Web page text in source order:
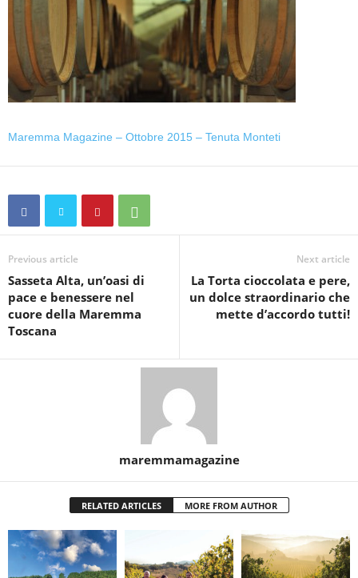
Maremma Magazine – Ottobre 2015 – Tenuta Monteti
Previous article
Sasseta Alta, un’oasi di
pace e benessere nel
cuore della Maremma
Toscana
Next article
La Torta cioccolata e pere,
un dolce straordinario che
mette d’accordo tutti!
maremmamagazine
RELATED ARTICLES MORE FROM AUTHOR